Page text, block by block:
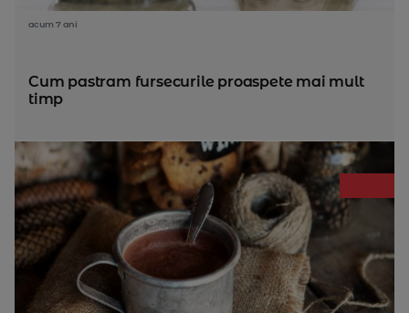
acum 7 ani
Cum pastram fursecurile proaspete mai mult
timp